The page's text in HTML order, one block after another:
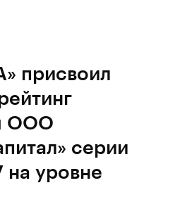
присвоил
ООО
серии
уровне